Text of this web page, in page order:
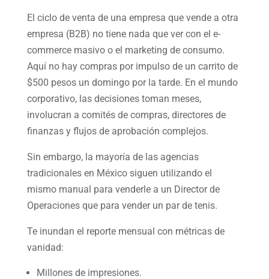
El ciclo de venta de una empresa que vende a otra
empresa (B2B) no tiene nada que ver con el e-
commerce masivo o el marketing de consumo.
Aquí no hay compras por impulso de un carrito de
$500 pesos un domingo por la tarde. En el mundo
corporativo, las decisiones toman meses,
involucran a comités de compras, directores de
finanzas y flujos de aprobación complejos.
Sin embargo, la mayoría de las agencias
tradicionales en México siguen utilizando el
mismo manual para venderle a un Director de
Operaciones que para vender un par de tenis.
Te inundan el reporte mensual con métricas de
vanidad:
Millones de impresiones.